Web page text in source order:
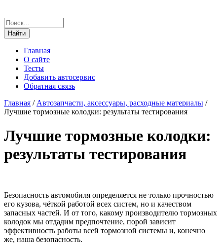
Главная
О сайте
Тесты
Добавить автосервис
Обратная связь
Главная / Автозапчасти, аксессуары, расходные материалы /
Лучшие тормозные колодки: результаты тестирования
Лучшие тормозные колодки:
результаты тестирования
Безопасность автомобиля определяется не только прочностью
его кузова, чёткой работой всех систем, но и качеством
запасных частей. И от того, какому производителю тормозных
колодок мы отдадим предпочтение, порой зависит
эффективность работы всей тормозной системы и, конечно
же, наша безопасность.